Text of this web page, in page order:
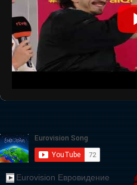
Eurovision Евровидение